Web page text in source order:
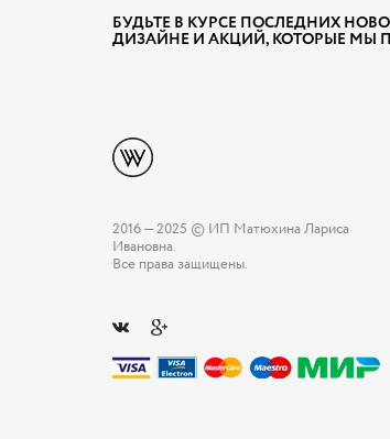
БУДЬТЕ В КУРСЕ ПОСЛЕДНИХ
ДИЗАЙНЕ И АКЦИЙ, КОТОРЫЕ МЫ
2016 — 2025 © ИП Матюхина Лариса
Ивановна.
Все права защищены.